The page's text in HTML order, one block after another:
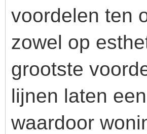
voordelen ten
zowel op
grootste
lijnen laten
waardoor